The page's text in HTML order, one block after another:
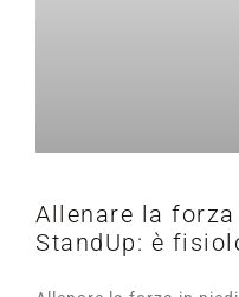
Allenare la forza
StandUp: è